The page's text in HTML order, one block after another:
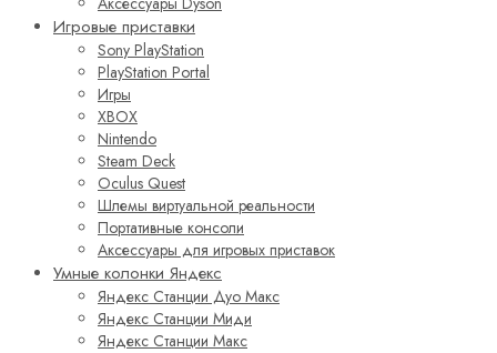
Игровые приставки
Sony PlayStation
PlayStation Portal
Игры
XBOX
Nintendo
Steam Deck
Oculus Quest
Шлемы виртуальной реальности
Портативные консоли
Аксессуары для игровых приставок
Умные колонки Яндекс
Яндекс Станции Дуо Макс
Яндекс Станции Миди
Яндекс Станции Макс